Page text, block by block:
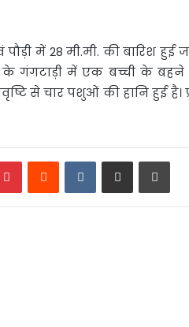
पौड़ी में 28 मी.मी. की बारिश
के गंगटाड़ी में एक बच्ची के बहने
से चार पशुओं की हानि हुई
PinterestReddit VKontakte
Share via Email Print